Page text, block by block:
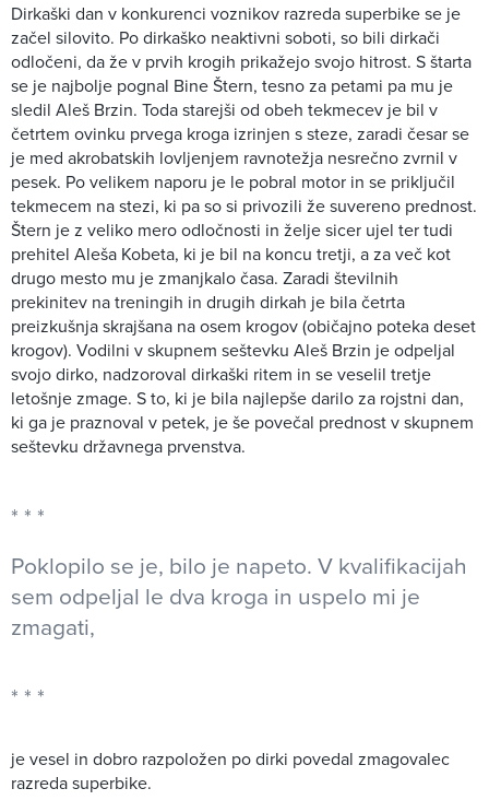
Dirkaški dan v konkurenci voznikov razreda superbike se je
začel silovito. Po dirkaško neaktivni soboti, so bili dirkači
odločeni, da že v prvih krogih prikažejo svojo hitrost. S štarta
se je najbolje pognal Bine Štern, tesno za petami pa mu je
sledil Aleš Brzin. Toda starejši od obeh tekmecev je bil v
četrtem ovinku prvega kroga izrinjen s steze, zaradi česar se
je med akrobatskih lovljenjem ravnotežja nesrečno zvrnil v
pesek. Po velikem naporu je le pobral motor in se priključil
tekmecem na stezi, ki pa so si privozili že suvereno prednost.
Štern je z veliko mero odločnosti in želje sicer ujel ter tudi
prehitel Aleša Kobeta, ki je bil na koncu tretji, a za več kot
drugo mesto mu je zmanjkalo časa. Zaradi številnih
prekinitev na treningih in drugih dirkah je bila četrta
preizkušnja skrajšana na osem krogov (običajno poteka deset
krogov). Vodilni v skupnem seštevku Aleš Brzin je odpeljal
svojo dirko, nadzoroval dirkaški ritem in se veselil tretje
letošnje zmage. S to, ki je bila najlepše darilo za rojstni dan,
ki ga je praznoval v petek, je še povečal prednost v skupnem
seštevku državnega prvenstva.
Poklopilo se je, bilo je napeto. V kvalifikacijah
sem odpeljal le dva kroga in uspelo mi je
zmagati,
je vesel in dobro razpoložen po dirki povedal zmagovalec
razreda superbike.